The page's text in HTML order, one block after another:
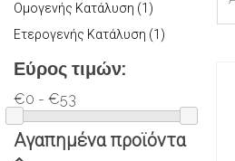
Ομογενής Κατάλυση (1)
Ετερογενής Κατάλυση (1)
Εύρος τιμών:
€0 - €53
Αγαπημένα προϊόντα